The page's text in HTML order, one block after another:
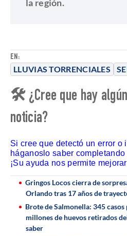
EN:
LLUVIAS TORRENCIALES
la región.
🛠 ¿Cree que hay
noticia?
Si cree que detectó un error o
háganoslo saber
¡Su ayuda nos permite
Gringos Locos cierra de
Orlando tras 17 años de
Brote de Salmonella: 345
millones de huevos retirados
saber